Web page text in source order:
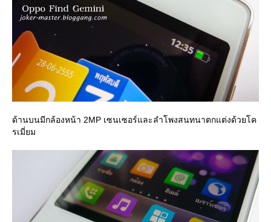
ด้านบนมีกล้องหน้า 2MP เซนเซอร์และลำโพงสนทนาตกแต่งด้วยโค
รเมี่ยม